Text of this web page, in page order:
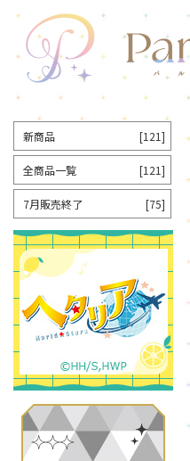
新商品 [121]
全商品一覧 [121]
7月販売終了 [75]